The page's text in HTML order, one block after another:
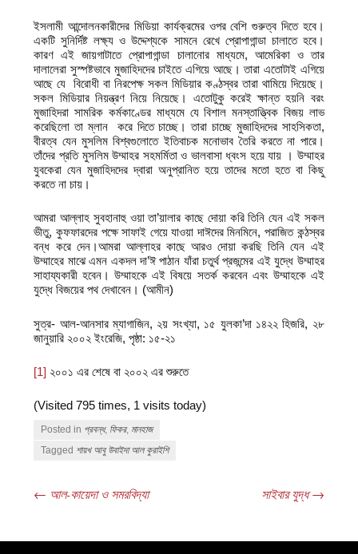
ইসলামী আন্দোলনকারীদের মিডিয়া কার্যক্রমের ওপর বেশি গুরুত্ব দিতে হবে।
একটি সুনির্দিষ্ট লক্ষ্য ও উদ্দেশ্যকে সামনে রেখে প্রোপাগান্ডা চালাতে হবে।
কারণ এই জায়গাটাতে প্রোপাগান্ডা চালানোর মাধ্যমে, আমেরিকা ও তার
দালালেরা সুস্পষ্টভাবে মুজাহিদদের চাইতে এগিয়ে আছে। তারা এতোটাই এগিয়ে
আছে যে বিরোধী বা নিরপেক্ষ সকল মিডিয়ার কণ্ঠস্বর তারা থামিয়ে দিয়েছে।
সকল মিডিয়ার নিয়ন্ত্রণ নিয়ে নিয়েছে। এতোটুকু করেই ক্ষান্ত হয়নি বরং
মুজাহিদরা সামরিক কর্মকাণ্ডের মাধ্যমে যে বিশাল মনস্তাত্ত্বিক বিজয় লাভ
করেছিলো তা ম্লান করে দিতে চাচ্ছে। তারা চাচ্ছে মুজাহিদদের সাহসিকতা,
বীরত্ব যেন মুসলিম বিশ্বগুলোতে ইতিবাচক মনোভাব তৈরি করতে না পারে।
তাঁদের প্রতি মুসলিম উম্মাহর সহমর্মিতা ও ভালবাসা ধ্বংস হয়ে যায় । উম্মাহর
যুবকেরা যেন মুজাহিদদের দ্বারা অনুপ্রানিত হয়ে তাদের মতো হতে বা কিছু
করতে না চায়।
আমরা আল্লাহ সুবহানাহু ওয়া তা’য়ালার কাছে দোয়া করি তিনি যেন এই সকল
ভীতু, কুফফারদের পক্ষে সাফাই গেয়ে যাওয়া দাঈদের মিনমিনে, পরাজিত কন্ঠস্বর
বন্ধ করে দেন।আমরা আল্লাহর কাছে আরও দোয়া করছি তিনি যেন এই
উম্মাহের মাঝে এমন একদল দা’ঈ পাঠান যাঁরা চতুর্থ প্রজন্মের এই যুদ্ধে উম্মাহর
সাহায্যকারী হবেন। উম্মাহকে এই বিষয়ে সতর্ক করবেন এবং উম্মাহকে এই
যুদ্ধে বিজয়ের পথ দেখাবেন। (আমীন)
সুত্র- আল-আনসার ম্যাগাজিন, ২য় সংখ্যা, ১৫ যুলকা’দা ১৪২২ হিজরি, ২৮
জানুয়ারি ২০০২ ইংরেজি, পৃষ্ঠা: ১৫-২১
[1] ২০০১ এর শেষে বা ২০০২ এর শুরুতে
(Visited 795 times, 1 visits today)
Posted in প্রবন্ধ, ফিকর, মানহাজ
Tagged শায়খ আবু উবাইদা আল কুরাইশি
← আল-কায়েদা ও সমরবিদ্যা সাইবার যুদ্ধ→